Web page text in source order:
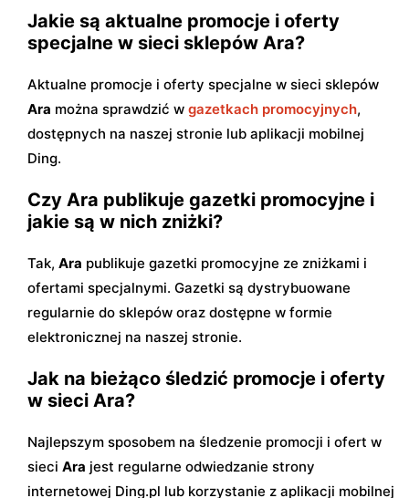
Jakie są aktualne promocje i oferty
specjalne w sieci sklepów Ara?
Aktualne promocje i oferty specjalne w sieci sklepów
Ara można sprawdzić w gazetkach promocyjnych,
dostępnych na naszej stronie lub aplikacji mobilnej
Ding.
Czy Ara publikuje gazetki promocyjne i
jakie są w nich zniżki?
Tak, Ara publikuje gazetki promocyjne ze zniżkami i
ofertami specjalnymi. Gazetki są dystrybuowane
regularnie do sklepów oraz dostępne w formie
elektronicznej na naszej stronie.
Jak na bieżąco śledzić promocje i oferty
w sieci Ara?
Najlepszym sposobem na śledzenie promocji i ofert w
sieci Ara jest regularne odwiedzanie strony
internetowej Ding.pl lub korzystanie z aplikacji mobilnej